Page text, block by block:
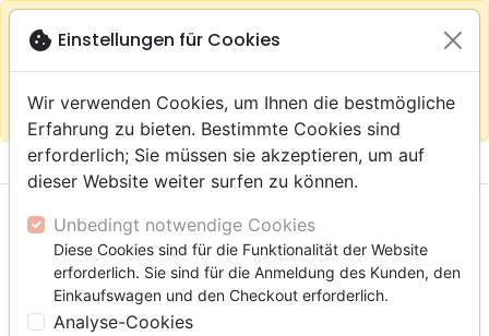
Auf der Webseite Europa bleiben close
warningGemäß
Ihrem
Einkauf im ShopDas Haus der Bibel Schweiz
menu shopping_cart
cookie Einstellungen für Cookies
Wir verwenden Cookies, um Ihnen die bestmögliche
Erfahrung zu bieten. Bestimmte Cookies sind
erforderlich; Sie müssen sie akzeptieren, um auf
dieser Website weiter surfen zu können.
Unbedingt notwendige Cookies
Diese Cookies sind für die Funktionalität der Website
erforderlich. Sie sind für die Anmeldung des Kunden, den
Einkaufswagen und den Checkout erforderlich.
Analyse-Cookies